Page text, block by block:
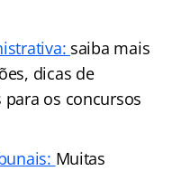
saiba mais
dicas de
os concursos
Muitas